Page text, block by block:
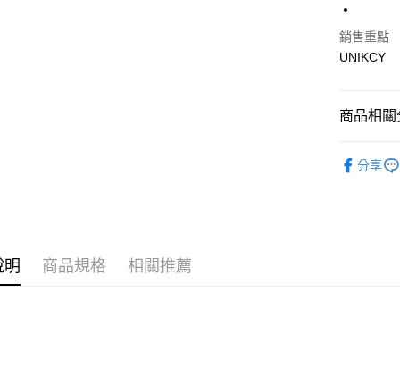
Google Pay
7-11取貨
銷售重點
UNIKCY
商品相關
分享
明 商品規格 相關推薦